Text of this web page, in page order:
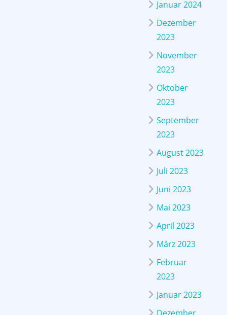
Januar 2024
Dezember
2023
November
2023
Oktober
2023
September
2023
August 2023
Juli 2023
Juni 2023
Mai 2023
April 2023
März 2023
Februar
2023
Januar 2023